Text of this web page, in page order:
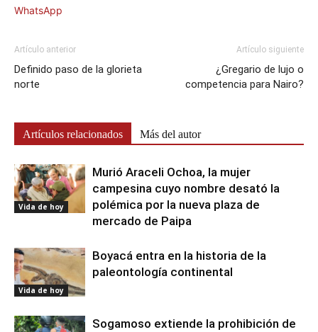
WhatsApp
Artículo anterior
Definido paso de la glorieta
norte
Artículo siguiente
¿Gregario de lujo o
competencia para Nairo?
Artículos relacionados Más del autor
Vida de hoy
Murió Araceli Ochoa, la mujer
campesina cuyo nombre desató la
polémica por la nueva plaza de
mercado de Paipa
Vida de hoy
Boyacá entra en la historia de la
paleontología continental
Sogamoso extiende la prohibición de